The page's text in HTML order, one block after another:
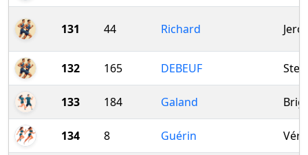
131 44 Richard
132 165 DEBEUF
133 184 Galand
134 8 Guérin